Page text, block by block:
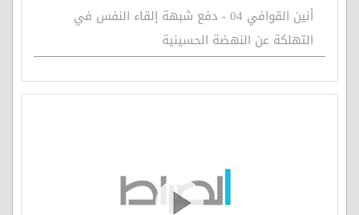
أنين القوافي 04 - دفع شبهة إلقاء النفس في
التهلكة عن النهضة الحسينية